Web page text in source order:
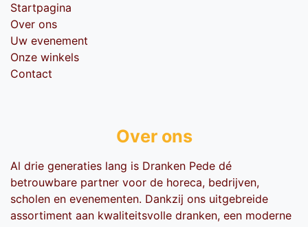
Startpagina
Over ons
Uw evenement
Onze winkels
Contact
Over ons
Al drie generaties lang is Dranken Pede dé
betrouwbare partner voor de horeca, bedrijven,
scholen en evenementen. Dankzij ons uitgebreide
assortiment aan kwaliteitsvolle dranken, een moderne